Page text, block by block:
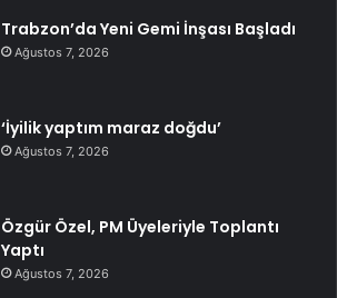
Trabzon’da Yeni Gemi İnşası Başladı
Ağustos 7, 2026
‘İyilik yaptım maraz doğdu’
Ağustos 7, 2026
Özgür Özel, PM Üyeleriyle Toplantı
Yaptı
Ağustos 7, 2026